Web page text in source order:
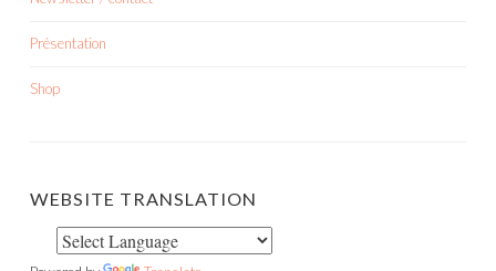
Présentation
Shop
WEBSITE TRANSLATION